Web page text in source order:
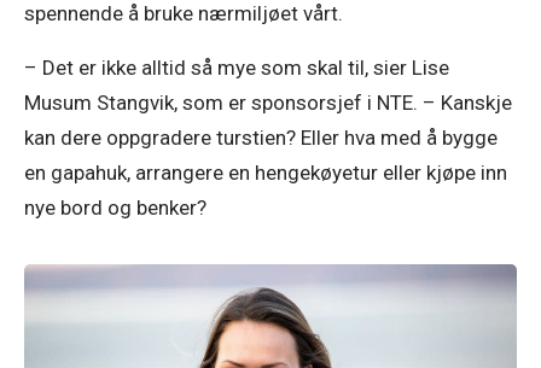
spennende å bruke nærmiljøet vårt.
– Det er ikke alltid så mye som skal til, sier Lise
Musum Stangvik, som er sponsorsjef i NTE. – Kanskje
kan dere oppgradere turstien? Eller hva med å bygge
en gapahuk, arrangere en hengekøyetur eller kjøpe inn
nye bord og benker?